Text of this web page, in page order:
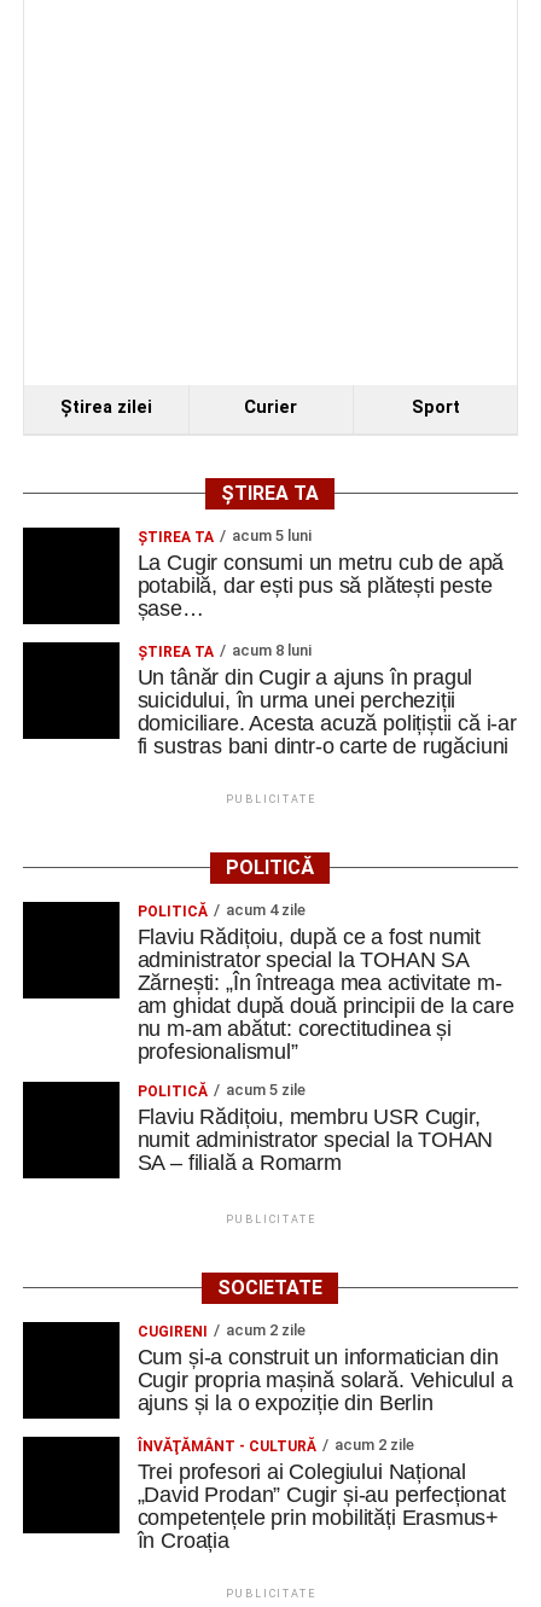
Ştirea zilei Curier Sport
ȘTIREA TA
ȘTIREA TA acum 5 luni
La Cugir consumi un metru cub de apă
potabilă, dar ești pus să plătești peste
șase…
ȘTIREA TA acum 8 luni
Un tânăr din Cugir a ajuns în pragul
suicidului, în urma unei percheziții
domiciliare. Acesta acuză polițiștii că i-ar
fi sustras bani dintr-o carte de rugăciuni
PUBLICITATE
POLITICĂ
POLITICĂ acum 4 zile
Flaviu Rădițoiu, după ce a fost numit
administrator special la TOHAN SA
Zărnești: „În întreaga mea activitate m-
am ghidat după două principii de la care
nu m-am abătut: corectitudinea și
profesionalismul”
POLITICĂ acum 5 zile
Flaviu Rădițoiu, membru USR Cugir,
numit administrator special la TOHAN
SA – filială a Romarm
PUBLICITATE
SOCIETATE
CUGIRENI acum 2 zile
Cum și-a construit un informatician din
Cugir propria mașină solară. Vehiculul a
ajuns și la o expoziție din Berlin
ÎNVĂŢĂMÂNT - CULTURĂ acum 2 zile
Trei profesori ai Colegiului Național
„David Prodan” Cugir și-au perfecționat
competențele prin mobilități Erasmus+
în Croația
PUBLICITATE